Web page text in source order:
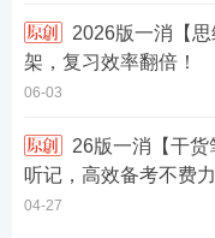
架，复习效率翻倍！
06-03
听记，高效备考不费力
04-27